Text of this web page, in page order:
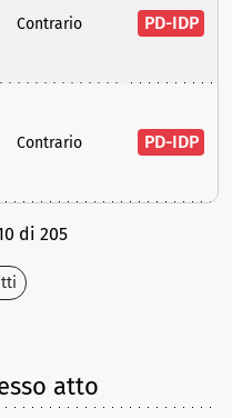
Contrario PD-IDP
Contrario PD-IDP
di 205
atto